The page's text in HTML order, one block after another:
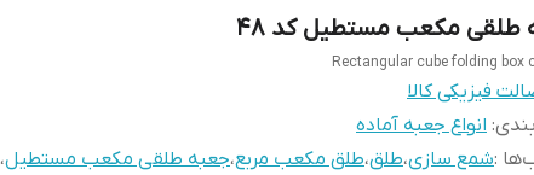
طلقی مکعب مستطیل کد ۴۸
Rectangular cube folding box
فیزیکی کالا
: انواع جعبه آماده
:شمع سازی،طلق،طلق مکعب مربع،جعبه طلقی مکعب مستطیل،